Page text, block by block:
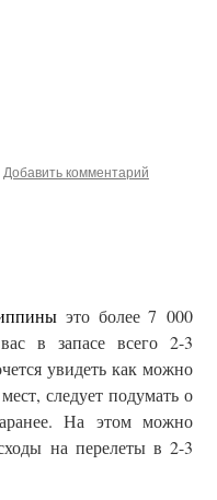
Добавить комментарий
пины это более 7 000
в запасе всего 2-3
увидеть как можно
следует подумать о
На этом можно
на перелеты в 2-3